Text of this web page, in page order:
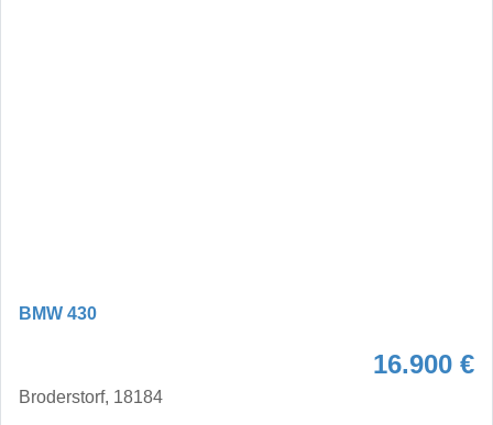
BMW 430
16.900 €
Broderstorf, 18184